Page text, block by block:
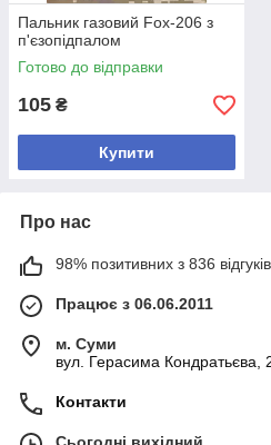
Пальник газовий Fox-206 з
п'єзопідпалом
Готово до відправки
105 ₴
Купити
Про нас
98% позитивних з 836
Працює з 06.06.2011
м. Суми
вул. Герасима Кондратьєва,
Контакти